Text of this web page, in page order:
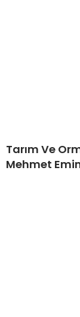
Tarım Ve
Mehmet